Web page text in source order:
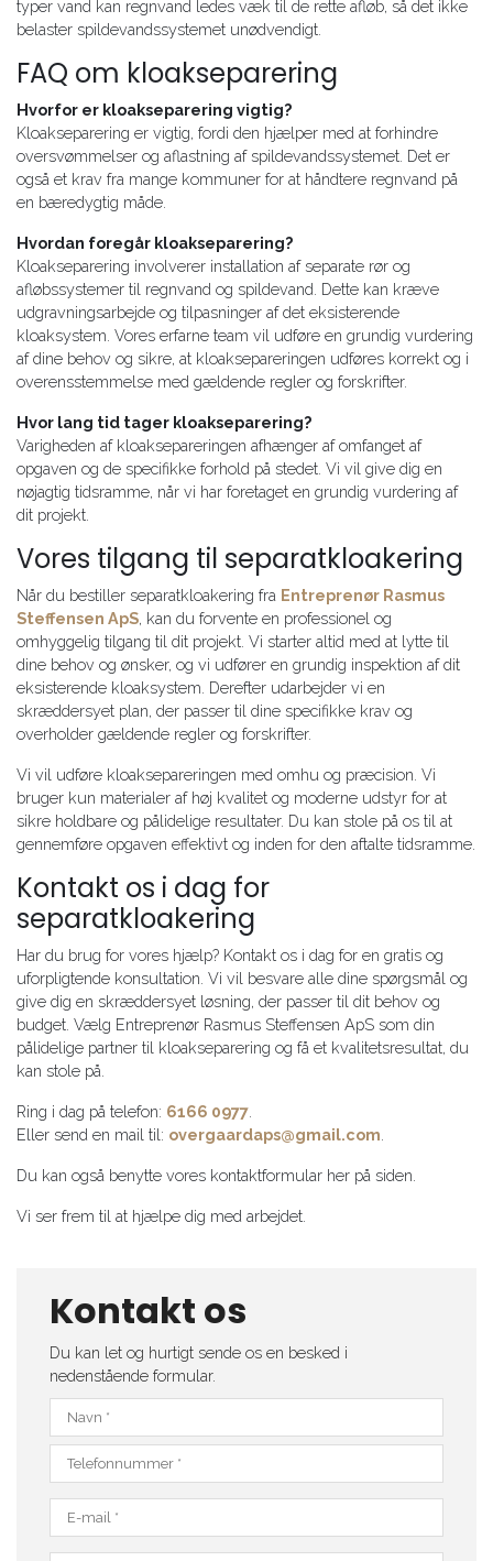
typer vand kan regnvand ledes væk til de rette afløb, så det ikke
belaster spildevandssystemet unødvendigt.
FAQ om kloakseparering
Hvorfor er kloakseparering vigtig?
Kloakseparering er vigtig, fordi den hjælper med at forhindre
oversvømmelser og aflastning af spildevandssystemet. Det er
også et krav fra mange kommuner for at håndtere regnvand på
en bæredygtig måde.
Hvordan foregår kloakseparering?
Kloakseparering involverer installation af separate rør og
afløbssystemer til regnvand og spildevand. Dette kan kræve
udgravningsarbejde og tilpasninger af det eksisterende
kloaksystem. Vores erfarne team vil udføre en grundig vurdering
af dine behov og sikre, at kloaksepareringen udføres korrekt og i
overensstemmelse med gældende regler og forskrifter.
Hvor lang tid tager kloakseparering?
Varigheden af kloaksepareringen afhænger af omfanget af
opgaven og de specifikke forhold på stedet. Vi vil give dig en
nøjagtig tidsramme, når vi har foretaget en grundig vurdering af
dit projekt.
Vores tilgang til separatkloakering
Når du bestiller separatkloakering fra Entreprenør Rasmus
Steffensen ApS, kan du forvente en professionel og
omhyggelig tilgang til dit projekt. Vi starter altid med at lytte til
dine behov og ønsker, og vi udfører en grundig inspektion af dit
eksisterende kloaksystem. Derefter udarbejder vi en
skræddersyet plan, der passer til dine specifikke krav og
overholder gældende regler og forskrifter.
Vi vil udføre kloaksepareringen med omhu og præcision. Vi
bruger kun materialer af høj kvalitet og moderne udstyr for at
sikre holdbare og pålidelige resultater. Du kan stole på os til at
gennemføre opgaven effektivt og inden for den aftalte tidsramme.
Kontakt os i dag for
separatkloakering
Har du brug for vores hjælp? Kontakt os i dag for en gratis og
uforpligtende konsultation. Vi vil besvare alle dine spørgsmål og
give dig en skræddersyet løsning, der passer til dit behov og
budget. Vælg Entreprenør Rasmus Steffensen ApS som din
pålidelige partner til kloakseparering og få et kvalitetsresultat, du
kan stole på.
Ring i dag på telefon: 6166 0977
Eller send en mail til: overgaardaps@gmail.com
Du kan også benytte vores kontaktformular her på siden.
Vi ser frem til at hjælpe dig med arbejdet.
Kontakt os
Du kan let og hurtigt sende os en besked i
nedenstående formular.